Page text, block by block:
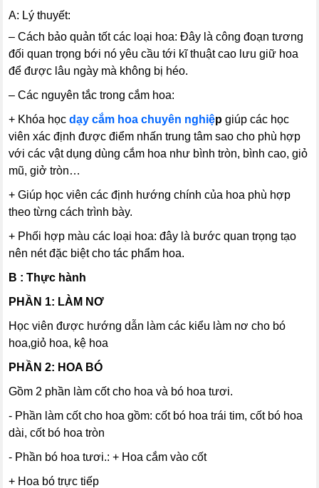
A: Lý thuyết:
– Cách bảo quản tốt các loại hoa: Đây là công đoạn tương
đối quan trọng bới nó yêu cầu tới kĩ thuật cao lưu giữ hoa
để được lâu ngày mà không bị héo.
– Các nguyên tắc trong cắm hoa:
+ Khóa họcdạy cắm hoa chuyên nghiệp giúp các học
viên xác định được điểm nhấn trung tâm sao cho phù hợp
với các vật dụng dùng cắm hoa như bình tròn, bình cao, giỏ
mũ, giở tròn…
+ Giúp học viên các định hướng chính của hoa phù hợp
theo từng cách trình bày.
+ Phối hợp màu các loại hoa: đây là bước quan trọng tạo
nên nét đặc biệt cho tác phẩm hoa.
B : Thực hành
PHẦN 1: LÀM NƠ
Học viên được hướng dẫn làm các kiểu làm nơ cho bó
hoa,giỏ hoa, kệ hoa
PHẦN 2: HOA BÓ
Gồm 2 phần làm cốt cho hoa và bó hoa tươi.
- Phần làm cốt cho hoa gồm: cốt bó hoa trái tim, cốt bó hoa
dài, cốt bó hoa tròn
- Phần bó hoa tươi.: + Hoa cắm vào cốt
+ Hoa bó trực tiếp